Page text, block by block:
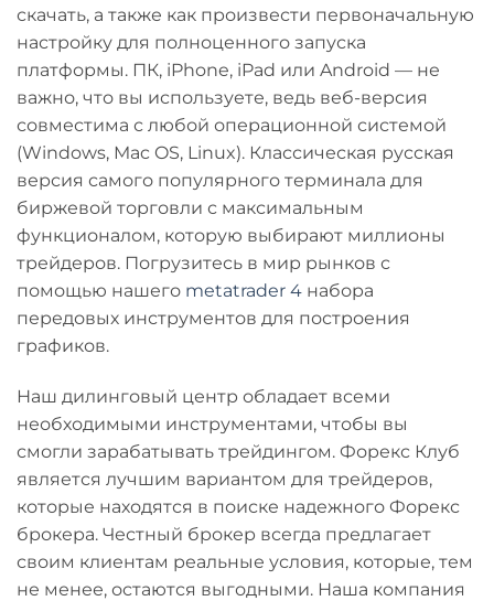
скачать, а также как произвести первоначальную
настройку для полноценного запуска
платформы. ПК, iPhone, iPad или Android — не
важно, что вы используете, ведь веб-версия
совместима с любой операционной системой
(Windows, Mac OS, Linux). Классическая русская
версия самого популярного терминала для
биржевой торговли с максимальным
функционалом, которую выбирают миллионы
трейдеров. Погрузитесь в мир рынков с
помощью нашего metatrader 4 набора
передовых инструментов для построения
графиков.
Наш дилинговый центр обладает всеми
необходимыми инструментами, чтобы вы
смогли зарабатывать трейдингом. Форекс Клуб
является лучшим вариантом для трейдеров,
которые находятся в поиске надежного Форекс
брокера. Честный брокер всегда предлагает
своим клиентам реальные условия, которые, тем
не менее, остаются выгодными. Наша компания